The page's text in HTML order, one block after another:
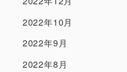
2022年10月
2022年9月
2022年8月